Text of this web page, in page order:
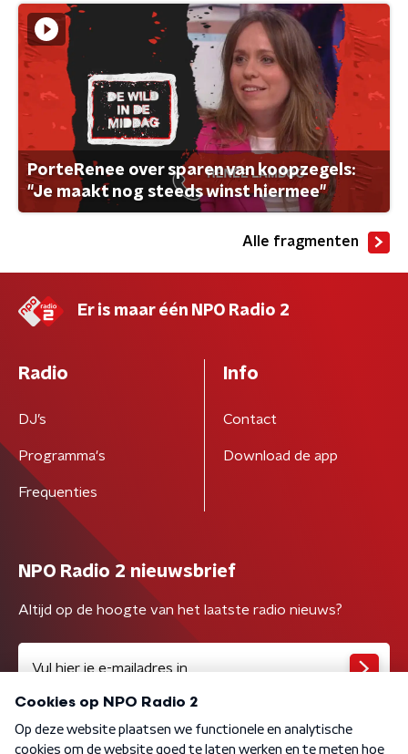
PorteRenee over sparen van koopzegels:
"Je maakt nog steeds winst hiermee"
Alle fragmenten
Er is maar één NPO Radio 2
Radio
DJ’s
Programma's
Frequenties
Info
Contact
Download de app
NPO Radio 2 nieuwsbrief
Altijd op de hoogte van het laatste radio nieuws?